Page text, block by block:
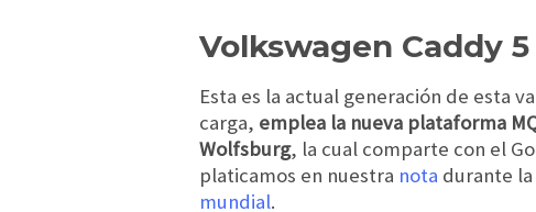
Volkswagen Caddy 5
Esta es la actual generación de esta
carga, emplea la nueva plataforma
Wolfsburg, la cual comparte con el
platicamos en nuestra nota durante
mundial.